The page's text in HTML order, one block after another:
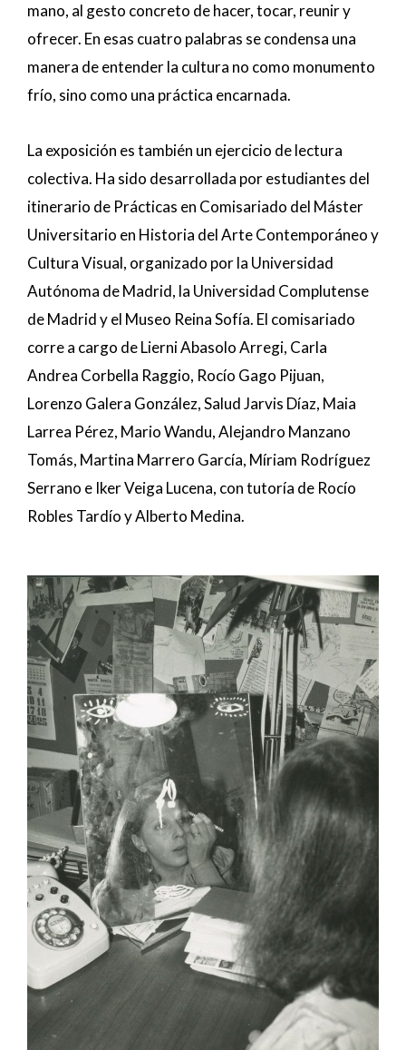
mano, al gesto concreto de hacer, tocar, reunir y
ofrecer. En esas cuatro palabras se condensa una
manera de entender la cultura no como monumento
frío, sino como una práctica encarnada.
La exposición es también un ejercicio de lectura
colectiva. Ha sido desarrollada por estudiantes del
itinerario de Prácticas en Comisariado del Máster
Universitario en Historia del Arte Contemporáneo y
Cultura Visual, organizado por la Universidad
Autónoma de Madrid, la Universidad Complutense
de Madrid y el Museo Reina Sofía. El comisariado
corre a cargo de Lierni Abasolo Arregi, Carla
Andrea Corbella Raggio, Rocío Gago Pijuan,
Lorenzo Galera González, Salud Jarvis Díaz, Maia
Larrea Pérez, Mario Wandu, Alejandro Manzano
Tomás, Martina Marrero García, Míriam Rodríguez
Serrano e Iker Veiga Lucena, con tutoría de Rocío
Robles Tardío y Alberto Medina.